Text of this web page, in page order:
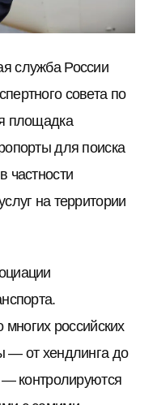
служба России
совета по
площадка
для поиска
частности
на территории
многих российских
— от хендлинга до
— контролируются